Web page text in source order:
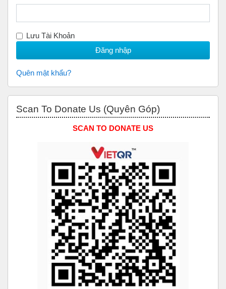
Lưu Tài Khoản
Quên mật khẩu?
Scan To Donate Us (Quyên Góp)
SCAN TO DONATE US